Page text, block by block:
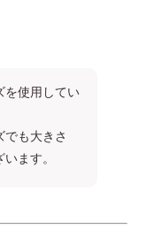
を使用してい
でも大きさ
ます。